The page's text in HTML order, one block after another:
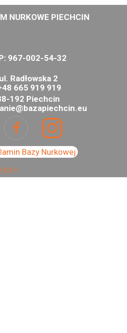
Bazy Nurkowej
665 919 919
NURKOWE PIECHCIN
967-002-54-32
ul. Radłowska 2
192 Piechcin
•